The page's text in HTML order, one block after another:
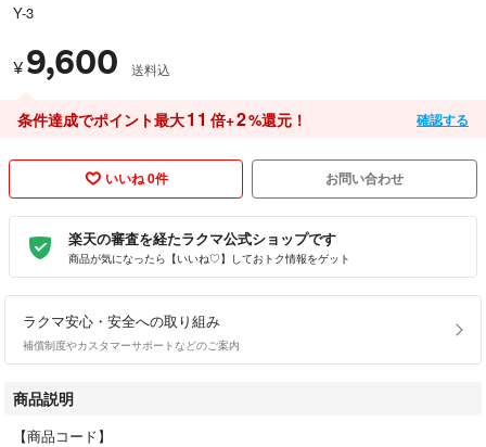
Y-3
¥ 9,600 送料込
条件達成でポイント最大11 倍+2%還元！ 確認する
いいね 0件 お問い合わせ
楽天の審査を経たラクマ公式ショップです
商品が気になったら【いいね♡】しておトク情報をゲット
ラクマ安心・安全への取り組み
補償制度やカスタマーサポートなどのご案内
商品説明
【商品コード】